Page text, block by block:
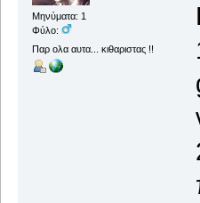
Μηνύματα: 1
Φύλο:
Παρ ολα αυτα... κιθαριστας !!